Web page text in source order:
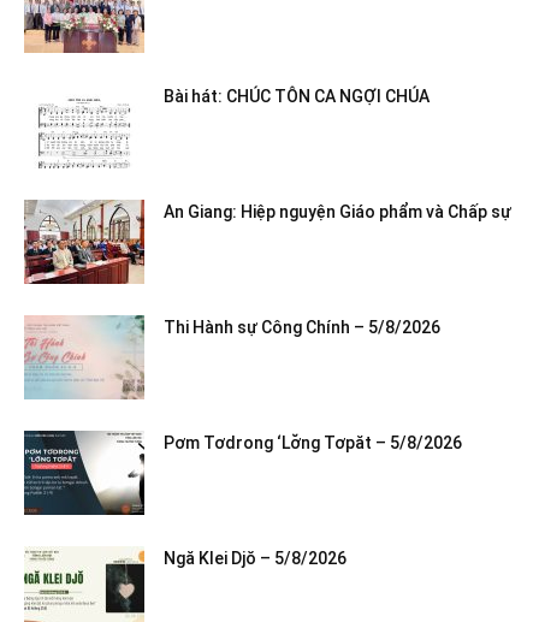
Bài hát: CHÚC TÔN CA NGỢI CHÚA
An Giang: Hiệp nguyện Giáo phẩm và Chấp sự
Thi Hành sự Công Chính – 5/8/2026
Pơm Tơdrong ‘Lơ̆ng Tơpăt – 5/8/2026
Ngă Klei Djŏ – 5/8/2026